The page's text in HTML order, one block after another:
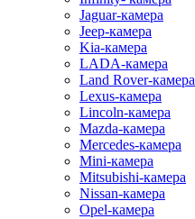
Jaguar-камера
Jeep-камера
Kia-камера
LADA-камера
Land Rover-камера
Lexus-камера
Lincoln-камера
Mazda-камера
Mercedes-камера
Mini-камера
Mitsubishi-камера
Nissan-камера
Opel-камера